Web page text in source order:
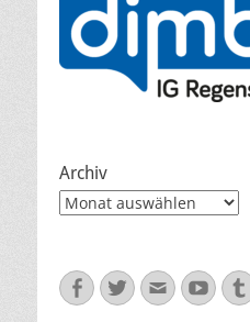
Archiv
Archiv
Facebook
Twitter
E-
Mail